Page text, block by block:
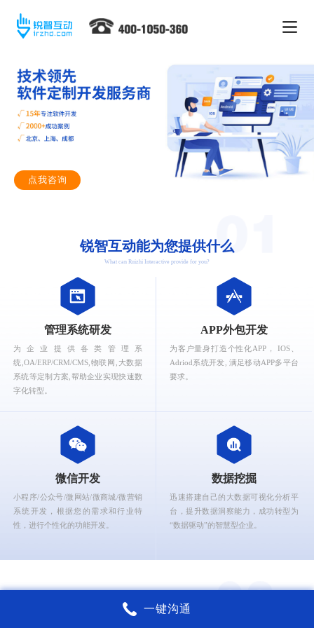
点我咨询
锐智互动能为您提供什么
What can Ruizhi Interactive provide for you?
管理系统研发
为企业提供各类管理系
统,OA/ERP/CRM/CMS,物联网,大数据
系统等定制方案,帮助企业实现快速数
字化转型。
APP外包开发
为客户量身打造个性化APP， IOS、
Adriod系统开发, 满足移动APP多平台
要求。
微信开发
小程序/公众号/微网站/微商城/微营销
系统开发，根据您的需求和行业特
性，进行个性化的功能开发。
数据挖掘
迅速搭建自己的大数据可视化分析平
台，提升数据洞察能力，成功转型为
“数据驱动”的智慧型企业。
锐智互动核心能力
一键沟通